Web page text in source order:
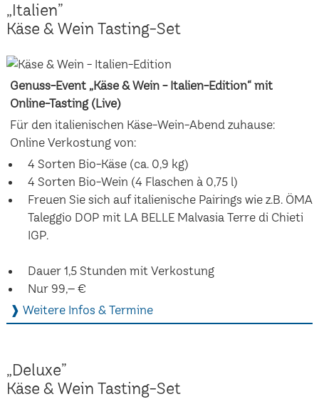
„Italien”
Käse & Wein Tasting-Set
Genuss-Event „Käse & Wein - Italien-Edition“ mit
Online-Tasting (Live)
Für den italienischen Käse-Wein-Abend zuhause:
Online Verkostung von:
4 Sorten Bio-Käse (ca. 0,9 kg)
4 Sorten Bio-Wein (4 Flaschen à 0,75 l)
Freuen Sie sich auf italienische Pairings wie z.B. ÖMA
Taleggio DOP mit LA BELLE Malvasia Terre di Chieti
IGP.
Dauer 1,5 Stunden mit Verkostung
Nur 99,– €
❱ Weitere Infos & Termine
„Deluxe”
Käse & Wein Tasting-Set